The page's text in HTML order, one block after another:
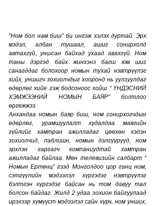
“Ном бол нам биш” би ингэж хэлэх дуртай. Эрх
мэдэл, албан тушаал, ашиг сонирхолд
автахгүй, уншсан байхад ухаад авахгүй. Ном
таны дэргэд байх жинхэнэ багш юм шиг
санагддаг болохоор номын тухай нэвтрүүлэг
хийх, уншигч зохиолчдыг хооронд нь уулзуулдаг
өдөрлөг хийе гэж бодсоноос хойш “ ҮНДЭСНИЙ
ХЭМЖЭЭНИЙ НОМЫН БАЯР” болтлоо
өргөжжээ.
Анхандаа номын баяр биш, ном сонирхогчдын
өдөрлөг, урамшуулалт худалдаа маягийн
зүйлийг хамтран ажилладаг цөөхөн хэдэн
зохиолчид, паблишн, номын дэлгүүрүүд, ном
эрхлэн гаргагч компаниудтай хамтран
ажилладаг байлаа. Мөн телевизийн салбарт “
Номын Ертөнц” гээд Монголдоо цор ганц ном,
сэтгүүлийн мэдээлэл хүргэдэг нэвтрүүлэг
бэлтгэн хүргэдэг байсан нь том давуу тал
болсон байдаг. Жилд 2 удаа зохион байгуулаад
ирэхээр хүмүүст мэдээлэл сайн хүрч, ном унших,